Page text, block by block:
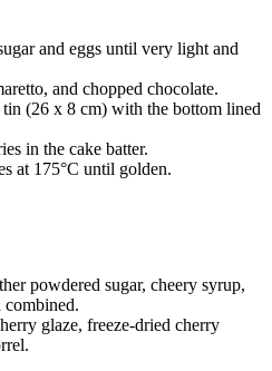
and eggs until very light and
and chopped chocolate.
(26 x 8 cm) with the bottom lined
in the cake batter.
at 175°C until golden.
powdered sugar, cheery syrup,
glaze, freeze-dried cherry